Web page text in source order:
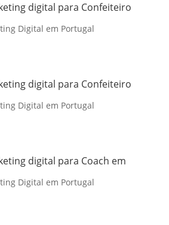
digital para Confeiteiro
Digital em Portugal
digital para Confeiteiro
Digital em Portugal
digital para Coach em
Digital em Portugal